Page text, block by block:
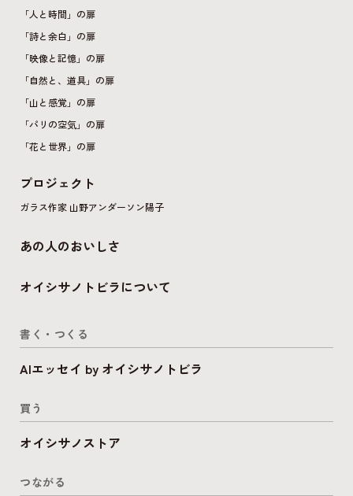
「人と時間」の扉
「詩と余白」の扉
「映像と記憶」の扉
「自然と、道具」の扉
「山と感覚」の扉
「パリの空気」の扉
「花と世界」の扉
プロジェクト
ガラス作家 山野アンダーソン陽子
あの人のおいしさ
オイシサノトビラについて
書く・つくる
AIエッセイ by オイシサノトビラ
買う
オイシサノストア
つながる